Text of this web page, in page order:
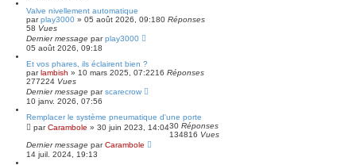
Valve nivellement automatique
parplay3000 » 05 août 2026, 09:180 Réponses
58 Vues
Dernier message parplay3000
05 août 2026, 09:18
Et vos phares, ils éclairent bien ?
parlambish » 10 mars 2025, 07:2216 Réponses
277224 Vues
Dernier message parscarecrow
10 janv. 2026, 07:56
Remplacer le système pneumatique d'une porte
parCarambole » 30 juin 2023, 14:0430 Réponses
134816 Vues
Dernier message parCarambole
14 juil. 2024, 19:13